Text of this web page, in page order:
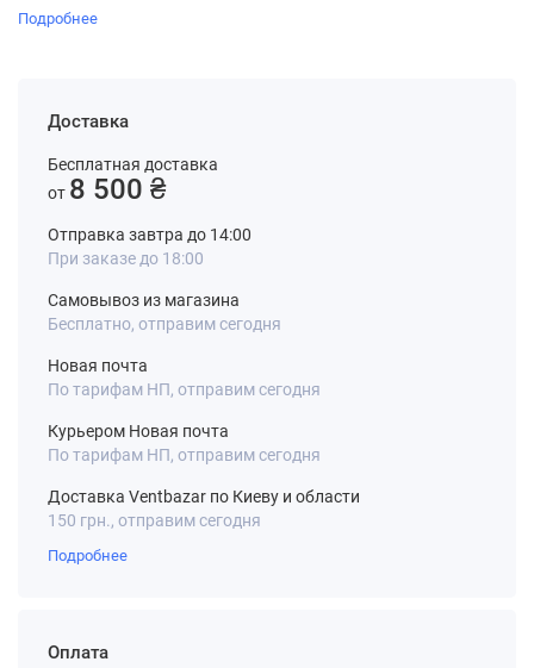
Подробнее
Доставка
Бесплатная доставка
от 8 500 ₴
Отправка завтра до 14:00
При заказе до 18:00
Самовывоз из магазина
Бесплатно, отправим сегодня
Новая почта
По тарифам НП, отправим сегодня
Курьером Новая почта
По тарифам НП, отправим сегодня
Доставка Ventbazar по Киеву и области
150 грн., отправим сегодня
Подробнее
Оплата